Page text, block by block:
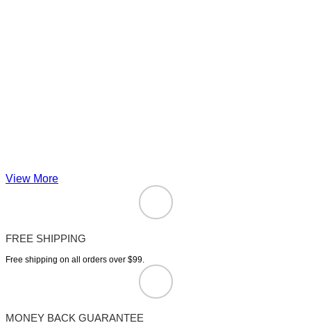
View More
FREE SHIPPING
Free shipping on all orders over $99.
MONEY BACK GUARANTEE